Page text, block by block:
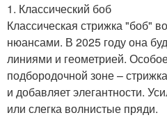
1. Классический боб
Классическая стрижка "боб"
нюансами. В 2025 году она
линиями и геометрией.
подбородочной зоне –
и добавляет элегантности.
или слегка волнистые пряди.